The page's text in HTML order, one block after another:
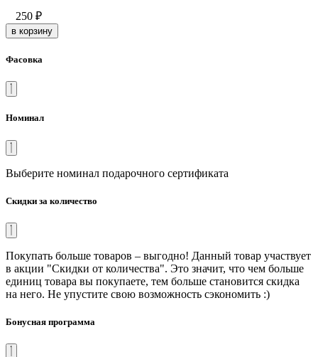
250 ₽
в корзину
Фасовка
Номинал
Выберите номинал подарочного сертификата
Скидки за количество
Покупать больше товаров – выгодно! Данный товар участвует
в акции "Скидки от количества". Это значит, что чем больше
единиц товара вы покупаете, тем больше становится скидка
на него. Не упустите свою возможность сэкономить :)
Бонусная программа